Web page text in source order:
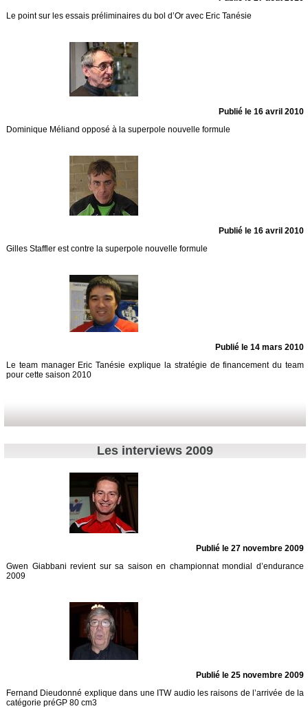
Le point sur les essais préliminaires du bol d’Or avec Eric Tanésie
Publié le 16 avril 2010
Dominique Méliand opposé à la superpole nouvelle formule
Publié le 16 avril 2010
Gilles Staffler est contre la superpole nouvelle formule
Publié le 14 mars 2010
Le team manager Eric Tanésie explique la stratégie de financement du team
pour cette saison 2010
Les interviews 2009
Publié le 27 novembre 2009
Gwen Giabbani revient sur sa saison en championnat mondial d’endurance
2009
Publié le 25 novembre 2009
Fernand Dieudonné explique dans une ITW audio les raisons de l’arrivée de la
catégorie préGP 80 cm3